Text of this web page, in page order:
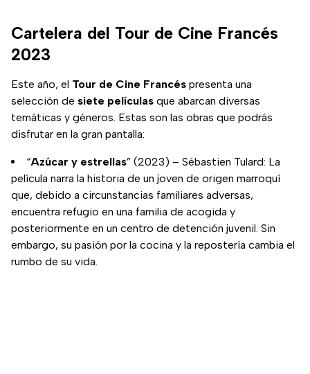
Cartelera del Tour de Cine Francés
2023
Este año, el Tour de Cine Francés presenta una
selección de siete películas que abarcan diversas
temáticas y géneros. Estas son las obras que podrás
disfrutar en la gran pantalla:
“Azúcar y estrellas” (2023) – Sébastien Tulard: La
película narra la historia de un joven de origen marroquí
que, debido a circunstancias familiares adversas,
encuentra refugio en una familia de acogida y
posteriormente en un centro de detención juvenil. Sin
embargo, su pasión por la cocina y la repostería cambia el
rumbo de su vida.